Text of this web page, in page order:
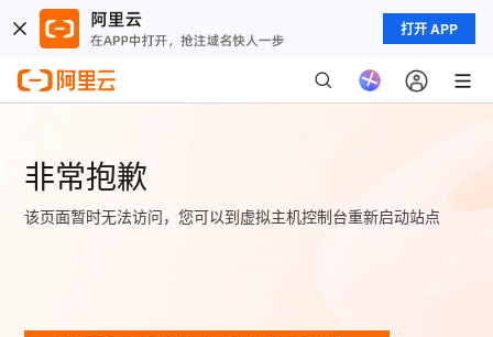
打开 APP
非常抱歉
该页面暂时无法访问，您可以到虚拟主机控制台重新启动站点